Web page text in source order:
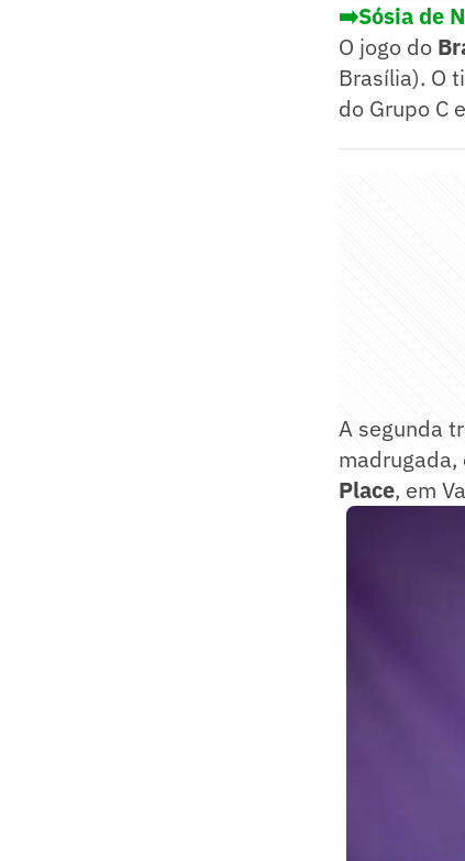
➡️Sósia de
O jogo do
Brasília). O
do Grupo C
A segunda
madrugada,
Place, em